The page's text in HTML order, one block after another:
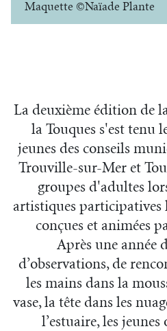
Maquette ©Naïade Plante
Maquette ©Naïade Plante
La deuxième édition de
la Touques s'est tenu
jeunes des conseils
Trouville-sur-Mer et
groupes d'adultes
artistiques participatives
conçues et animées
Après une année
d’observations, de
les mains dans la
vase, la tête dans les
l’estuaire, les